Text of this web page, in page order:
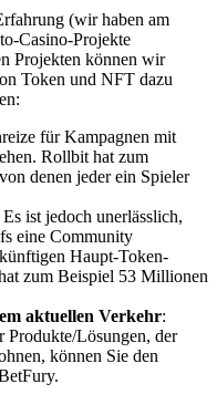
(wir haben am
Casino-Projekte
Projekten können wir
Token und NFT dazu
für Kampagnen mit
Rollbit hat zum
denen jeder ein Spieler
Es ist jedoch unerlässlich,
eine Community
Haupt-Token-
zum Beispiel 53 Millionen
aktuellen Verkehr:
Produkte/Lösungen, der
können Sie den